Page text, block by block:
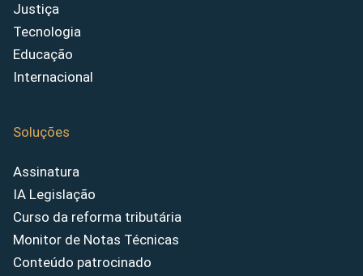
Justiça
Tecnologia
Educação
Internacional
Soluções
Assinatura
IA Legislação
Curso da reforma tributária
Monitor de Notas Técnicas
Conteúdo patrocinado